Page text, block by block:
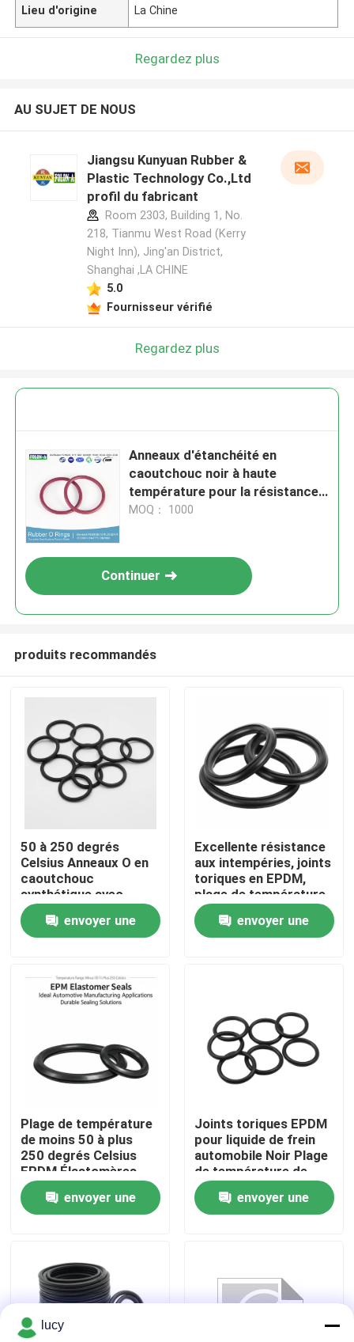
Aperçu
Produits
Vidéos
Visite d'usine
Contrôle de la qualité
Contact
Tous les cas
joints circulaires en caoutchouc
Lieu d'origine La Chine
Regardez plus
AU SUJET DE NOUS
Jiangsu Kunyuan Rubber &
Plastic Technology Co.,Ltd
profil du fabricant
Room 2303, Building 1, No.
218, Tianmu West Road (Kerry
Night Inn), Jing'an District,
Shanghai ,LA CHINE
5.0
Fournisseur vérifié
Regardez plus
Anneaux d'étanchéité en
caoutchouc noir à haute
température pour la résistance
au fluide de freinage automobile
MOQ： 1000
Continuer
produits recommandés
50 à 250 degrés
Celsius Anneaux O en
caoutchouc
synthétique avec
compression 35%
Conçus pour une
étanchéité durable
envoyer une
Excellente résistance
aux intempéries, joints
toriques en EPDM,
plage de température
de moins 50 à 250
degrés Celsius avec
une résistance
envoyer une
Plage de température
de moins 50 à plus
250 degrés Celsius
EPDM Élastomères
d'étanchéité Idéal
pour les applications
de fabrication
envoyer une
Joints toriques EPDM
pour liquide de frein
automobile Noir Plage
de température de
moins 50 à 250 degrés
Éléments d'étanchéité
pour systèmes
envoyer une
lucy